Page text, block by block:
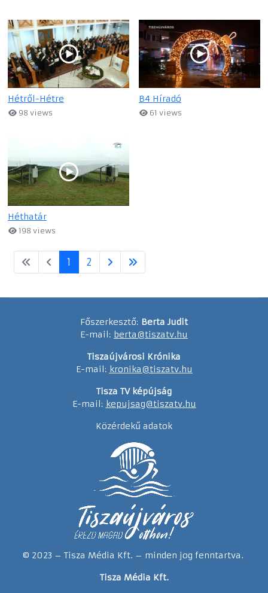
Hétről-Hétre
98 views
B4 Híradó
61 views
Héthatár
198 views
1 2
Főszerkesztő: Berta Judit
E-mail: berta@tiszatv.hu
Tiszaújvárosi Krónika
E-mail: kronika@tiszatv.hu
Tisza TV képújság
E-mail: kepujsag@tiszatv.hu
Közérdekű adatok
© 2023 – Tisza Média Kft. – minden jog fenntartva.
Tisza Média Kft.